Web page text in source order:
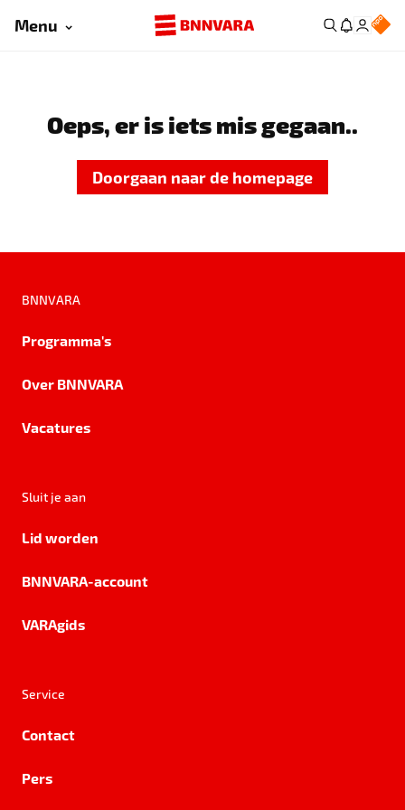
Menu
Oeps, er is iets mis gegaan..
Doorgaan naar de homepage
BNNVARA
Programma's
Over BNNVARA
Vacatures
Sluit je aan
Lid worden
BNNVARA-account
VARAgids
Service
Contact
Pers